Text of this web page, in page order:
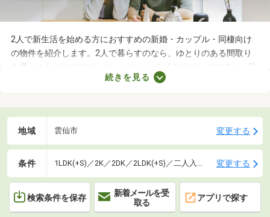
2人で新生活を始める方におすすめの新婚・カップル・同棲向け
の物件を紹介します。2人で暮らすのなら、ゆとりのある間取り
を選ぶことがおすすめ。ゆっくりくつろげるリビングのほか、寝
室や収納スペースを確保できる物件を選べば、長く快適に暮らせ
てチェックしてみてくださいね。
続きを見る
地域 雲仙市 変更する
条件 1LDK(+S)／2K／2DK／2LDK(+S)／二人入居可 変更する
検索条件を保存
新着メールを受
取る
アプリで探す